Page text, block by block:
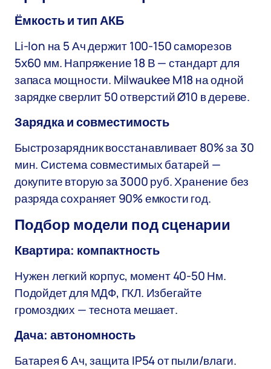
Ёмкость и тип АКБ
Li-Ion на 5 Ач держит 100-150 саморезов
5x60 мм. Напряжение 18 В — стандарт для
запаса мощности. Milwaukee M18 на одной
зарядке сверлит 50 отверстий Ø10 в дереве.
Зарядка и совместимость
Быстрозарядник восстанавливает 80% за 30
мин. Система совместимых батарей —
докупите вторую за 3000 руб. Хранение без
разряда сохраняет 90% емкости год.
Подбор модели под сценарии
Квартира: компактность
Нужен легкий корпус, момент 40-50 Нм.
Подойдет для МДФ, ГКЛ. Избегайте
громоздких — теснота мешает.
Дача: автономность
Батарея 6 Ач, защита IP54 от пыли/влаги.